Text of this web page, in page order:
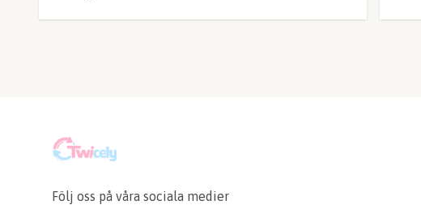
Följ oss på våra sociala medier